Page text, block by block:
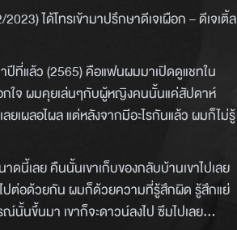
ได้โทรเข้ามาปรึกษาดีเจเผือก – ดีเจเติ้ล
ปีที่แล้ว (2565) คือแฟนผมมาเปิดดูแชทใน
กใจ ผมคุยเล่นๆกับผู้หญิงคนนั้นแค่สัปดาห์
ผลอไผล แต่หลังจากมีอะไรกันแล้ว ผมก็ไม่รู้
ดนี้เลย คืนนั้นเขาเก็บของกลับบ้านเขาไปเลย
งไปต่อด้วยกัน ผมก็ด้วยความที่รู้สึกผิด รู้สึกแย่
นั้นขึ้นมา เขาก็จะดาวน์ลงไป ซึมไปเลย...